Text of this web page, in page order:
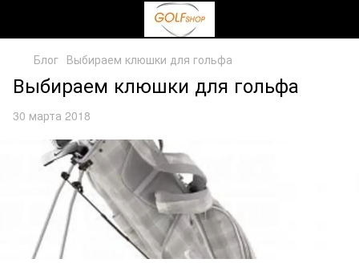
Блог Выбираем клюшки для гольфа
Выбираем клюшки для гольфа
30 марта 2018